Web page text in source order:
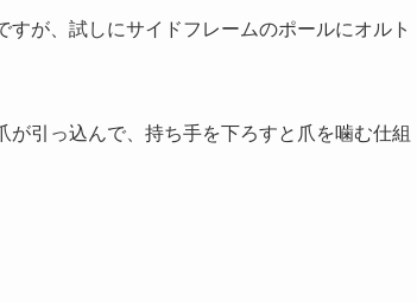
が、試しにサイドフレームのポールにオルト
引っ込んで、持ち手を下ろすと爪を噛む仕組